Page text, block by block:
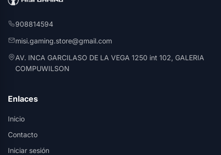
908814594
misi.gaming.store@gmail.com
AV. INCA GARCILASO DE LA VEGA 1250 int 102, GALERIA
COMPUWILSON
Enlaces
Inicio
Contacto
Iniciar sesión